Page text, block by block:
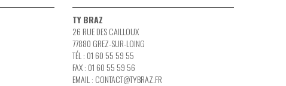
TY BRAZ
26 RUE DES CAILLOUX
77880 GREZ-SUR-LOING
TÉL : 01 60 55 59 55
FAX : 01 60 55 59 56
EMAIL : CONTACT@TYBRAZ.FR